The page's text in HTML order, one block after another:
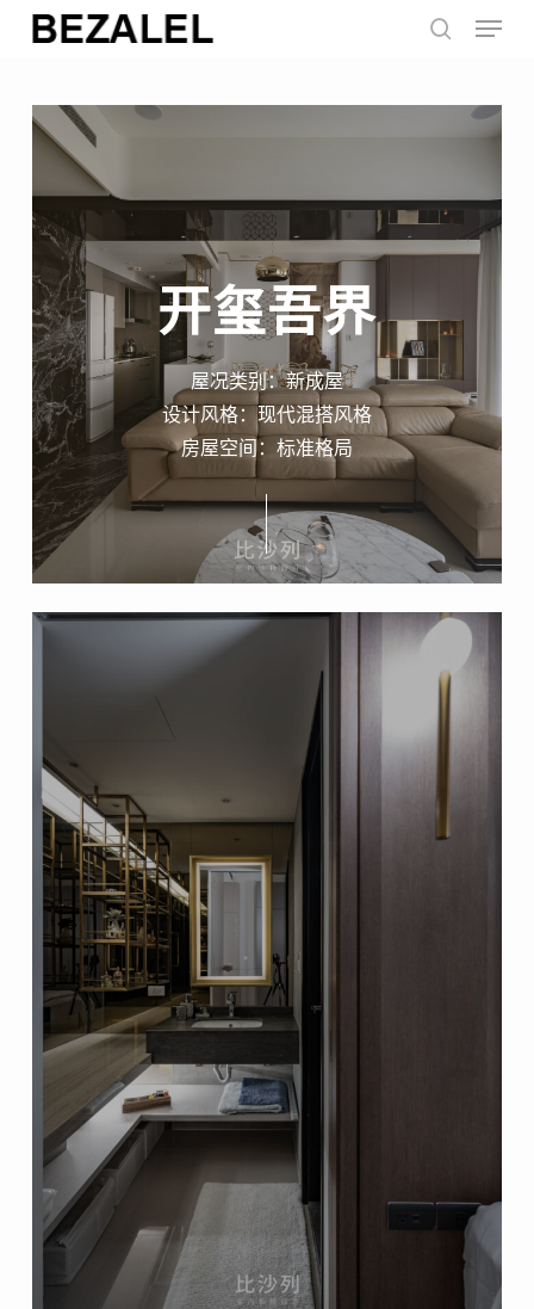
Skip
content
Menu
开玺吾界
屋况类别：新成屋
设计风格：现代混搭风格
房屋空间：标准格局